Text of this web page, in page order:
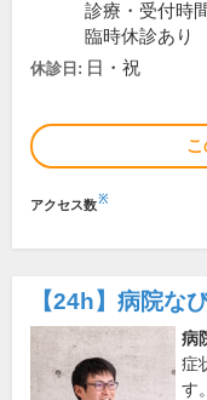
診療・受付時
臨時休診あり
休診日: 日・祝
アクセス数※
【24h】 病院な
病
症
す。